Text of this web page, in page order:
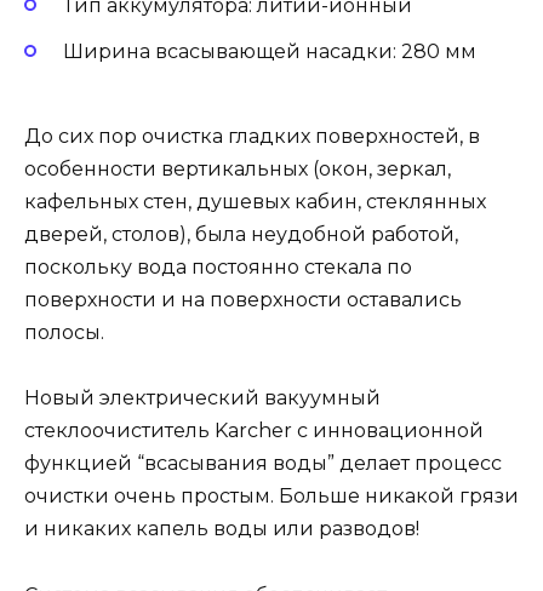
Тип аккумулятора: литий-ионный
Ширина всасывающей насадки: 280 мм
До сих пор очистка гладких поверхностей, в
особенности вертикальных (окон, зеркал,
кафельных стен, душевых кабин, стеклянных
дверей, столов), была неудобной работой,
поскольку вода постоянно стекала по
поверхности и на поверхности оставались
полосы.
Новый электрический вакуумный
стеклоочиститель Karcher с инновационной
функцией “всасывания воды” делает процесс
очистки очень простым. Больше никакой грязи
и никаких капель воды или разводов!